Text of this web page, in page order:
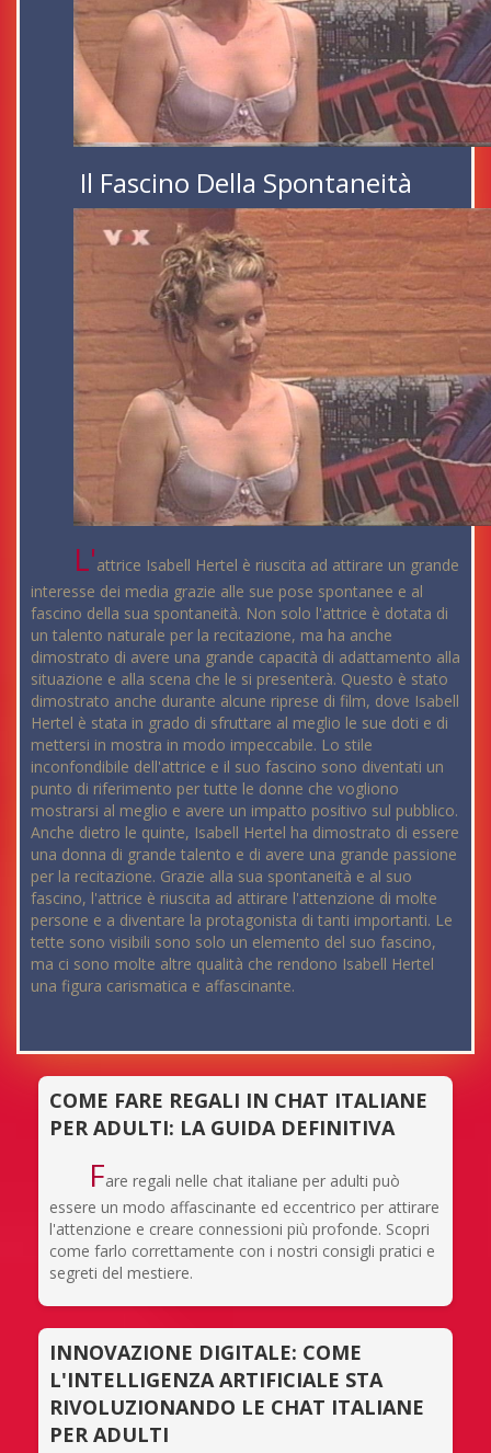
Il Fascino Della Spontaneità
L'attrice Isabell Hertel è riuscita ad attirare un grande
interesse dei media grazie alle sue pose spontanee e al
fascino della sua spontaneità. Non solo l'attrice è dotata di
un talento naturale per la recitazione, ma ha anche
dimostrato di avere una grande capacità di adattamento alla
situazione e alla scena che le si presenterà. Questo è stato
dimostrato anche durante alcune riprese di film, dove Isabell
Hertel è stata in grado di sfruttare al meglio le sue doti e di
mettersi in mostra in modo impeccabile. Lo stile
inconfondibile dell'attrice e il suo fascino sono diventati un
punto di riferimento per tutte le donne che vogliono
mostrarsi al meglio e avere un impatto positivo sul pubblico.
Anche dietro le quinte, Isabell Hertel ha dimostrato di essere
una donna di grande talento e di avere una grande passione
per la recitazione. Grazie alla sua spontaneità e al suo
fascino, l'attrice è riuscita ad attirare l'attenzione di molte
persone e a diventare la protagonista di tanti importanti. Le
tette sono visibili sono solo un elemento del suo fascino,
ma ci sono molte altre qualità che rendono Isabell Hertel
una figura carismatica e affascinante.
COME FARE REGALI IN CHAT ITALIANE
PER ADULTI: LA GUIDA DEFINITIVA
Fare regali nelle chat italiane per adulti può
essere un modo affascinante ed eccentrico per attirare
l'attenzione e creare connessioni più profonde. Scopri
come farlo correttamente con i nostri consigli pratici e
segreti del mestiere.
INNOVAZIONE DIGITALE: COME
L'INTELLIGENZA ARTIFICIALE STA
RIVOLUZIONANDO LE CHAT ITALIANE
PER ADULTI